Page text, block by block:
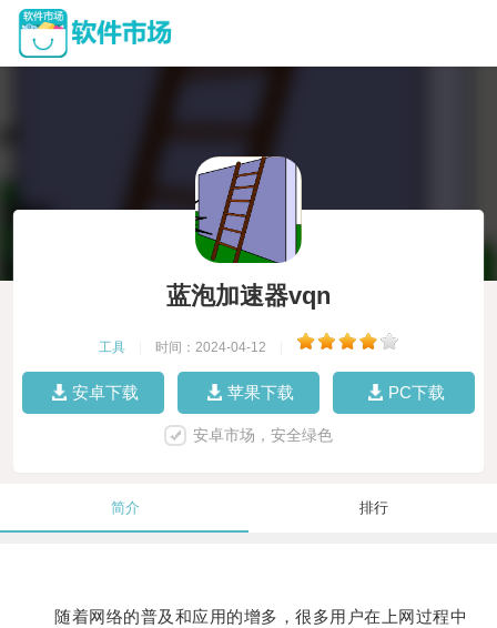
蓝泡加速器vqn
工具 时间：2024-04-12
安卓下载 苹果下载 PC下载
安卓市场，安全绿色
简介 排行
随着网络的普及和应用的增多，很多用户在上网过程中